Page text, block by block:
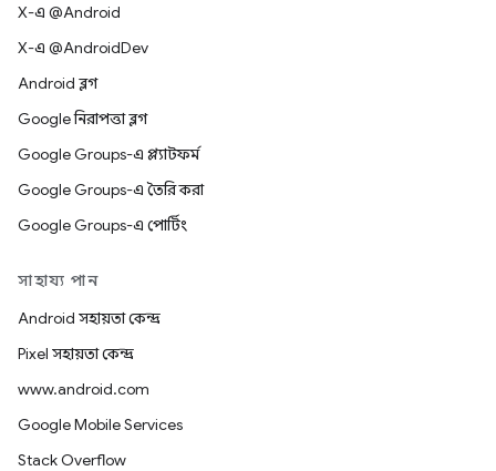
X-এ @Android
X-এ @AndroidDev
Android ব্লগ
Google নিরাপত্তা ব্লগ
Google Groups-এ প্ল্যাটফর্ম
Google Groups-এ তৈরি করা
Google Groups-এ পোর্টিং
সাহায্য পান
Android সহায়তা কেন্দ্র
Pixel সহায়তা কেন্দ্র
www.android.com
Google Mobile Services
Stack Overflow